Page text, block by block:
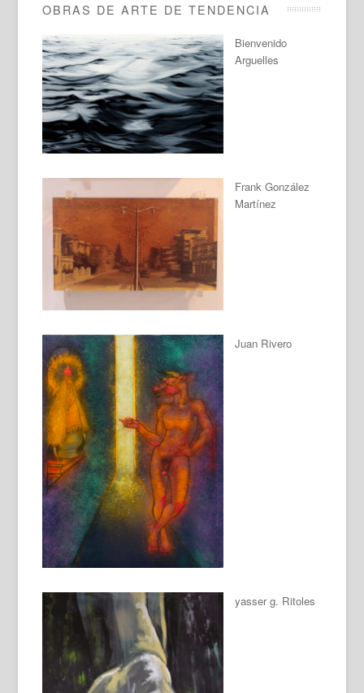
OBRAS DE ARTE DE TENDENCIA
Bienvenido
Arguelles
Frank González
Martínez
Juan Rivero
yasser g. Ritoles